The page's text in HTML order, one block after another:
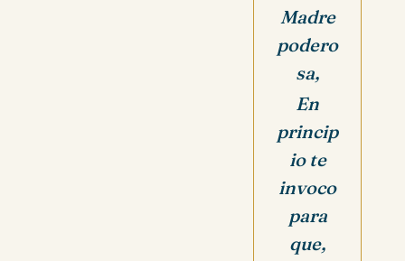
Madre
podero
sa,
En
princip
io te
invoco
para
que,